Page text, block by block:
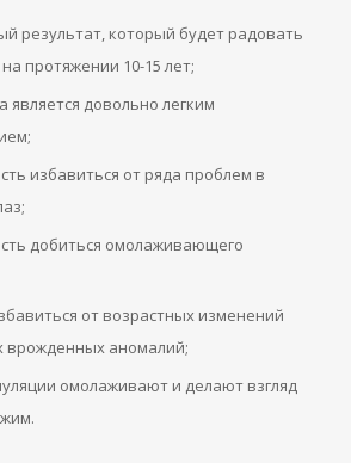
результат, который будет радовать
протяжении 10-15 лет;
является довольно легким
избавиться от ряда проблем в
добиться омолаживающего
от возрастных изменений
врожденных аномалий;
омолаживают и делают взгляд